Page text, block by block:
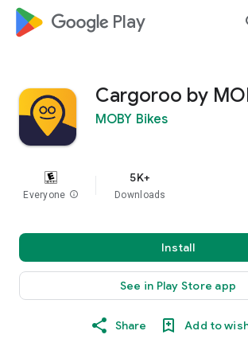
google_logo Play
Cargoroo by
MOBY Bikes
Everyone info
5K+
Downloads
Install
See in Play Store app
Share Add to